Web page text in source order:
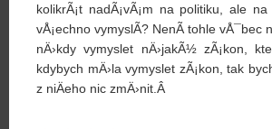
kolikrÃ¡t nadÃ¡vÃ¡m na politiku, ale
vÅ¡echno vymyslÃ­? NenÃ­ tohle vÅ¯bec
nÄ›kdy vymyslet nÄ›jakÃ½ zÃ¡kon,
kdybych mÄ›la vymyslet zÃ¡kon, tak
z niÄeho nic zmÄ›nit.Â